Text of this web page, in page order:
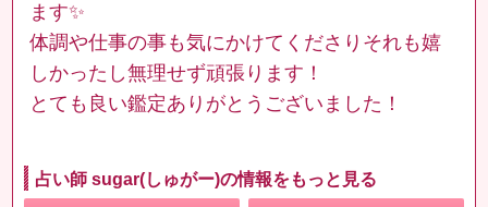
ます✨
体調や仕事の事も気にかけてくださりそれも嬉
しかったし無理せず頑張ります！
とても良い鑑定ありがとうございました！
占い師 sugar(しゅがー)の情報をもっと見る